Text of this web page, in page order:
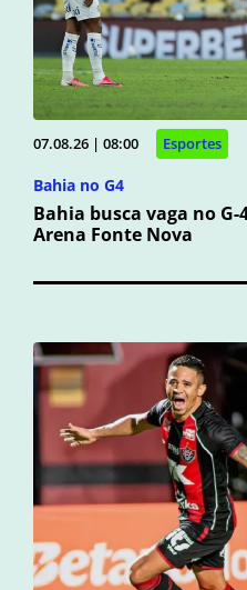
07.08.26 | 08:00 Esportes
Bahia no G4
Bahia busca vaga no
Arena Fonte Nova